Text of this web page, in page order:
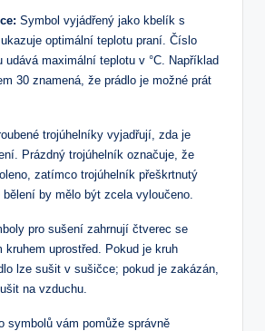
Symbol vyjádřený jako kbelík s
optimální teplotu praní. Číslo
udává maximální teplotu v °C. Například
30 znamená, že prádlo je možné prát
trojúhelníky vyjadřují, zda je
Prázdný trojúhelník označuje, že
zatímco trojúhelník přeškrtnutý
bělení by mělo být zcela vyloučeno.
pro sušení zahrnují čtverec se
kruhem uprostřed. Pokud je kruh
lze sušit v sušičce; pokud je zakázán,
na vzduchu.
symbolů vám pomůže správně